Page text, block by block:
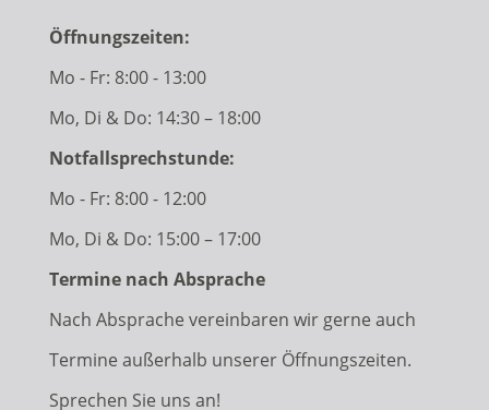
Öffnungszeiten:
Mo - Fr: 8:00 - 13:00
Mo, Di & Do: 14:30 – 18:00
Notfallsprechstunde:
Mo - Fr: 8:00 - 12:00
Mo, Di & Do: 15:00 – 17:00
Termine nach Absprache
Nach Absprache vereinbaren wir gerne auch
Termine außerhalb unserer Öffnungszeiten.
Sprechen Sie uns an!